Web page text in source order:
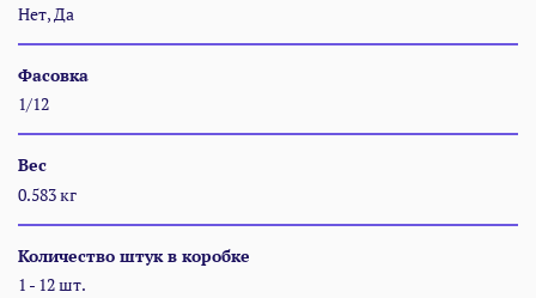
Нет, Да
Фасовка
1/12
Вес
0.583 кг
Количество штук в коробке
1 - 12 шт.